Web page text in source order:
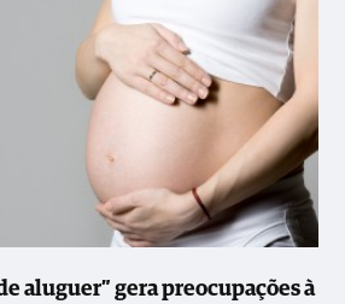
aluguer” gera preocupações à